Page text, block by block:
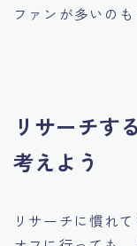
ファンが多いの
リサーチす
考えよう
リサーチに慣れ